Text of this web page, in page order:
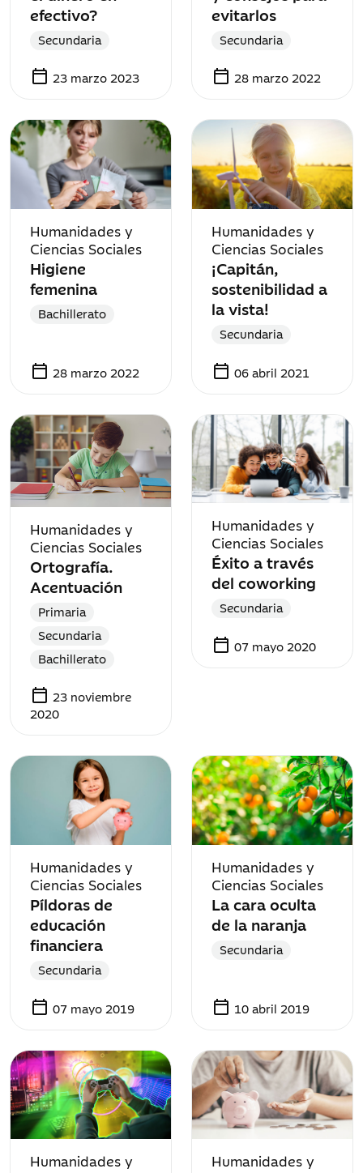
efectivo?
Secundaria
calendar_today 23 marzo 2023
evitarlos
Secundaria
calendar_today 28 marzo 2022
Humanidades y
Ciencias Sociales
Higiene
femenina
Bachillerato
calendar_today 28 marzo 2022
Humanidades y
Ciencias Sociales
¡Capitán,
sostenibilidad a
la vista!
Secundaria
calendar_today 06 abril 2021
Humanidades y
Ciencias Sociales
Ortografía.
Acentuación
Primaria
Secundaria
Bachillerato
calendar_today 23 noviembre
2020
Humanidades y
Ciencias Sociales
Éxito a través
del coworking
Secundaria
calendar_today 07 mayo 2020
Humanidades y
Ciencias Sociales
Píldoras de
educación
financiera
Secundaria
calendar_today 07 mayo 2019
Humanidades y
Ciencias Sociales
La cara oculta
de la naranja
Secundaria
calendar_today 10 abril 2019
Humanidades y
Humanidades y